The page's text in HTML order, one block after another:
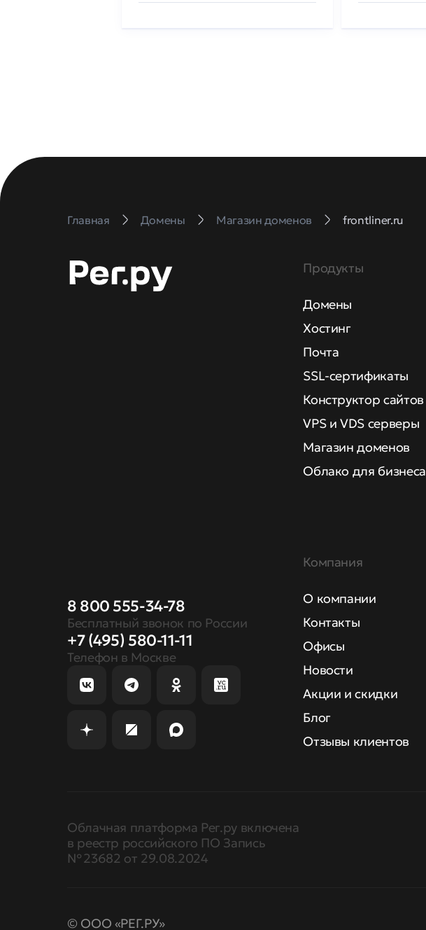
Главная Домены Магазин доменов frontliner.ru
8 800 555-34-78
Бесплатный звонок по России
+7 (495) 580-11-11
Телефон в Москве
Продукты
Домены
Хостинг
Почта
SSL-сертификаты
Конструктор сайтов
VPS и VDS серверы
Магазин доменов
Облако для бизнеса
Компания
О компании
Контакты
Офисы
Новости
Акции и скидки
Блог
Отзывы клиентов
Облачная платформа Рег.ру включена
в реестр российского ПО Запись
№ 23682 от 29.08.2024
© ООО «РЕГ.РУ»